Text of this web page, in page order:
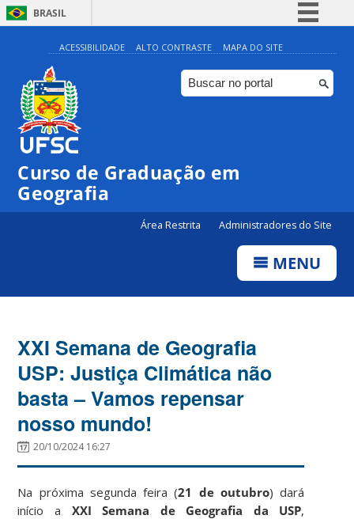
BRASIL
Simplifique!
Comunica BR
Participe
Canais
ACESSIBILIDADE ALTO CONTRASTE MAPA DO SITE
Curso de Graduação em
Geografia
Área Restrita Administradores do Site
MENU
XXI Semana de Geografia
USP: Justiça Climática não
basta – Vamos repensar
nosso mundo!
20/10/2024 16:27
Na próxima segunda feira (21 de outubro) dará
início a XXI Semana de Geografia da USP,